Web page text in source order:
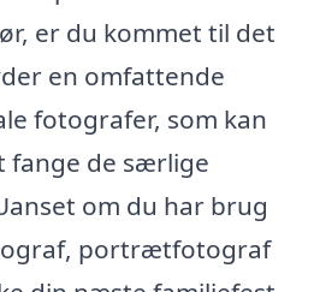
er du kommet til det
en omfattende
fotografer, som kan
fange de særlige
om du har brug
portrætfotograf